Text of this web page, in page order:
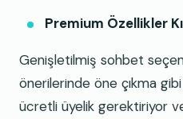
Premium Özellikler
Genişletilmiş sohbet
önerilerinde öne çıkma
ücretli üyelik gerektiriyor